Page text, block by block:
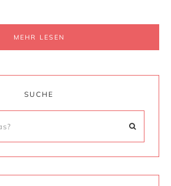
MEHR LESEN
SUCHE